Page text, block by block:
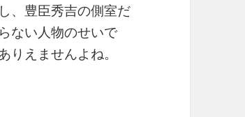
、豊臣秀吉の側室だ
ない人物のせいで
りえませんよね。